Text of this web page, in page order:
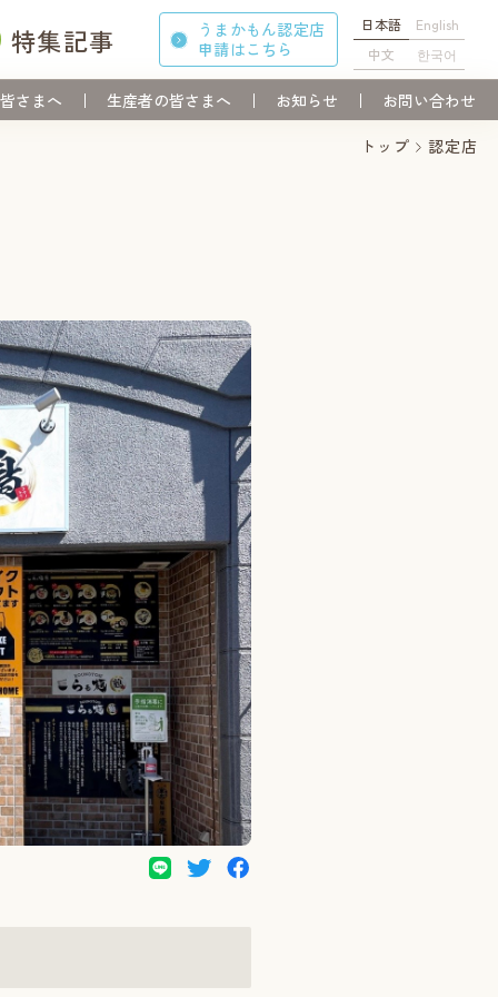
特集記事
うまかもん認定店
申請はこちら
日本語
English
中文
한국어
さまへ 生産者の皆さまへ お知らせ お問い合わせ
トップ 認定店